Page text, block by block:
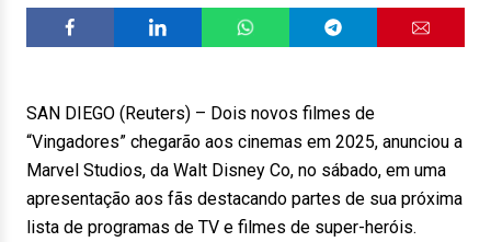
SAN DIEGO (Reuters) – Dois novos filmes de
“Vingadores” chegarão aos cinemas em 2025, anunciou a
Marvel Studios, da Walt Disney Co, no sábado, em uma
apresentação aos fãs destacando partes de sua próxima
lista de programas de TV e filmes de super-heróis.